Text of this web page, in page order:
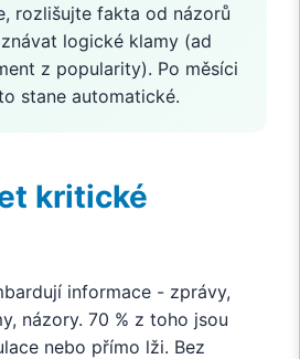
rozlišujte fakta od názorů
logické klamy (ad
z popularity). Po měsíci
stane automatické.
kritické
informace - zprávy,
názory. 70 % z toho jsou
nebo přímo lži. Bez